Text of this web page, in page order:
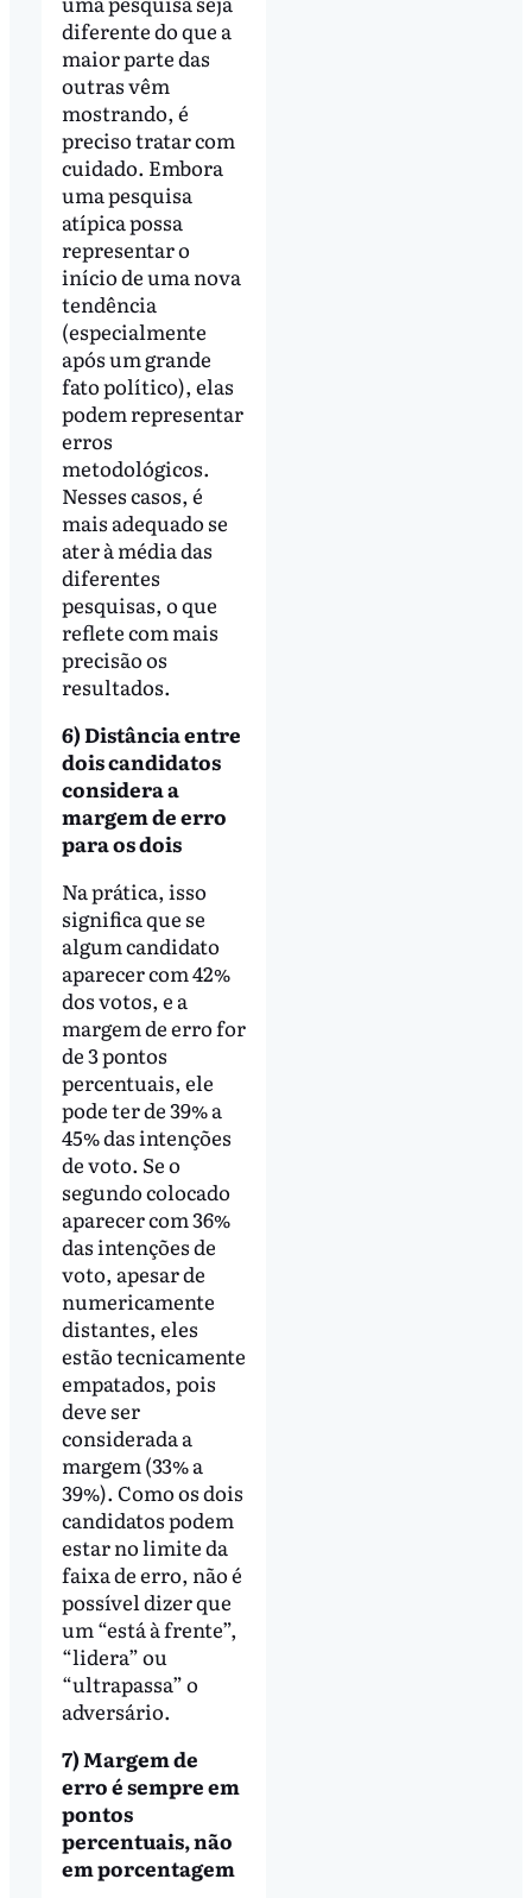
diferente do que a
maior parte das
outras vêm
mostrando, é
preciso tratar com
cuidado. Embora
uma pesquisa
atípica possa
representar o
início de uma nova
tendência
(especialmente
após um grande
fato político), elas
podem representar
erros
metodológicos.
Nesses casos, é
mais adequado se
ater à média das
diferentes
pesquisas, o que
reflete com mais
precisão os
resultados.
6) Distância entre
dois candidatos
considera a
margem de erro
para os dois
Na prática, isso
significa que se
algum candidato
aparecer com 42%
dos votos, e a
margem de erro for
de 3 pontos
percentuais, ele
pode ter de 39% a
45% das intenções
de voto. Se o
segundo colocado
aparecer com 36%
das intenções de
voto, apesar de
numericamente
distantes, eles
estão tecnicamente
empatados, pois
deve ser
considerada a
margem (33% a
39%). Como os dois
candidatos podem
estar no limite da
faixa de erro, não é
possível dizer que
um “está à frente”,
“lidera” ou
“ultrapassa” o
adversário.
7) Margem de
erro é sempre em
pontos
percentuais, não
em porcentagem